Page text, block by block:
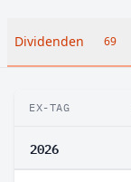
Dividenden 69
EX-TAG
2026